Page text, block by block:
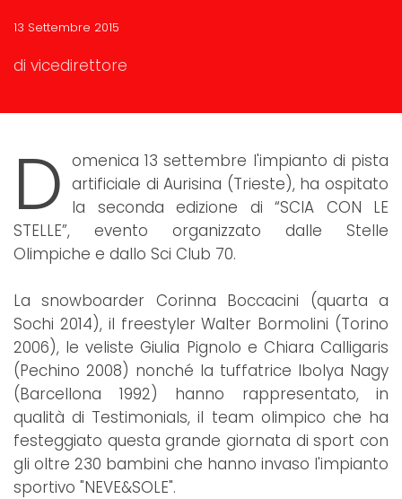
13 Settembre 2015
di vicedirettore
D omenica 13 settembre l'impianto di pista
artificiale di Aurisina (Trieste), ha ospitato
la seconda edizione di “SCIA CON LE
STELLE”, evento organizzato dalle Stelle
Olimpiche e dallo Sci Club 70.
La snowboarder Corinna Boccacini (quarta a
Sochi 2014), il freestyler Walter Bormolini (Torino
2006), le veliste Giulia Pignolo e Chiara Calligaris
(Pechino 2008) nonché la tuffatrice Ibolya Nagy
(Barcellona 1992) hanno rappresentato, in
qualità di Testimonials, il team olimpico che ha
festeggiato questa grande giornata di sport con
gli oltre 230 bambini che hanno invaso l'impianto
sportivo "NEVE&SOLE".